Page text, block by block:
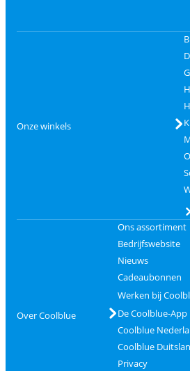
Onze winkels
Over Coolblue
Ons assortiment
Bedrijfswebsite
Nieuws
Cadeaubonnen
Werken bij
De Coolblue-App
Coolblue
Coolblue
Privacy